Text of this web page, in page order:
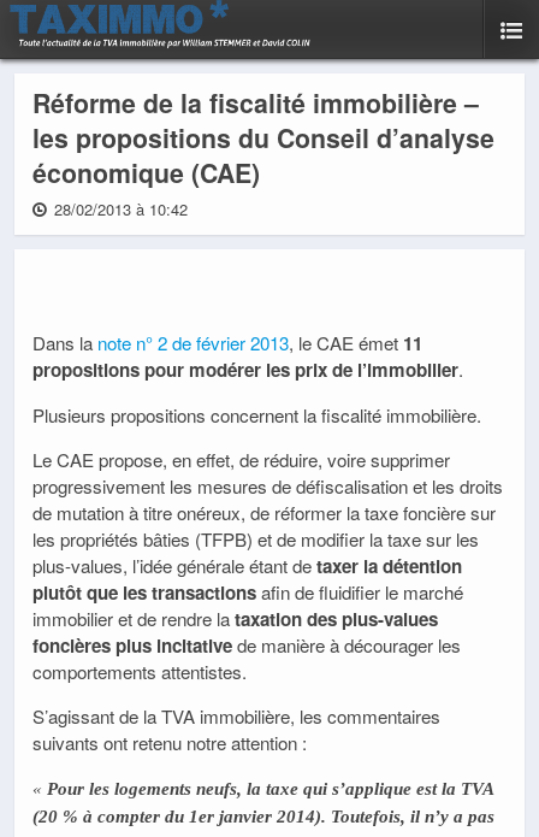
Réforme de la fiscalité immobilière –
les propositions du Conseil d’analyse
économique (CAE)
28/02/2013 à 10:42
Dans la note n° 2 de février 2013, le CAE émet 11
propositions pour modérer les prix de l’immobilier.
Plusieurs propositions concernent la fiscalité immobilière.
Le CAE propose, en effet, de réduire, voire supprimer
progressivement les mesures de défiscalisation et les droits
de mutation à titre onéreux, de réformer la taxe foncière sur
les propriétés bâties (TFPB) et de modifier la taxe sur les
plus-values, l’idée générale étant detaxer la détention
plutôt que les transactionsafin de fluidifier le marché
immobilier et de rendre lataxation des plus-values
foncières plus incitativede manière à décourager les
comportements attentistes.
S’agissant de la TVA immobilière, les commentaires
suivants ont retenu notre attention :
« Pour les logements neufs, la taxe qui s’applique est la TVA
(20 % à compter du 1er janvier 2014). Toutefois, il n’y a pas